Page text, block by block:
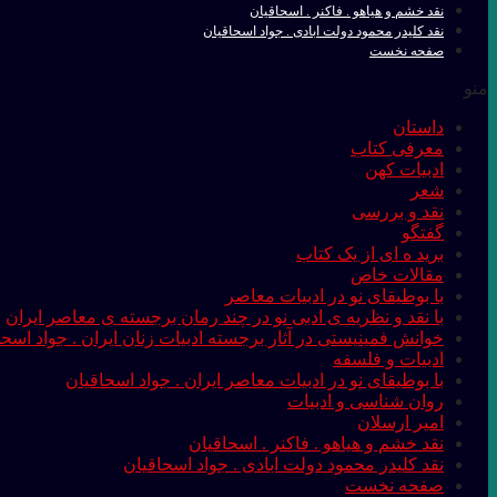
نقد خشم و هیاهو . فاکنر . اسحاقیان
نقد کلیدر محمود دولت ابادی . جواد اسحاقیان
صفحه نخست
منو
داستان
معرفی کتاب
ادبیات کهن
شعر
نقد و بررسی
گفتگو
برید ه ای از یک کتاب
مقالات خاص
با بوطیقای نو در ادبیات معاصر
با نقد و نظریه ی ادبی نو در چند رمان برجسته ی معاصر ایران
خوانش فمینیستی در آثار برجسته ادبیات زنان ایران . جواد
ادبیات و فلسفه
با بوطیقای نو در ادبیات معاصر ایران . جواد اسحاقیان
روان شناسی و ادبیات
امیر ارسلان
نقد خشم و هیاهو . فاکنر . اسحاقیان
نقد کلیدر محمود دولت ابادی . جواد اسحاقیان
صفحه نخست